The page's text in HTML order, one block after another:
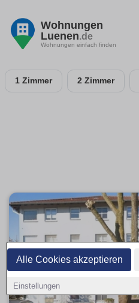
Alle Cookies akzeptieren
Einstellungen
Wohnungen
Luenen.de
Wohnungen einfach finden
1 Zimmer 2 Zimmer